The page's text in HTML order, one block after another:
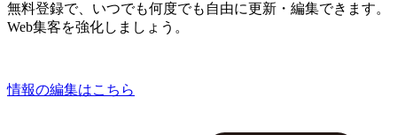
無料登録で、いつでも何度でも自由に更新・編集できます。
Web集客を強化しましょう。
情報の編集はこちら